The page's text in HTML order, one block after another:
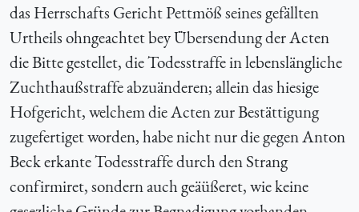
das Herrschafts Gericht Pettmöß seines gefällten
Urtheils ohngeachtet bey Übersendung der Acten
die Bitte gestellet, die Todesstraffe in lebenslängliche
Zuchthaußstraffe abzuänderen; allein das hiesige
Hofgericht, welchem die Acten zur Bestättigung
zugefertiget worden, habe nicht nur die gegen Anton
Beck erkante Todesstraffe durch den Strang
confirmiret, sondern auch geäüßeret, wie keine